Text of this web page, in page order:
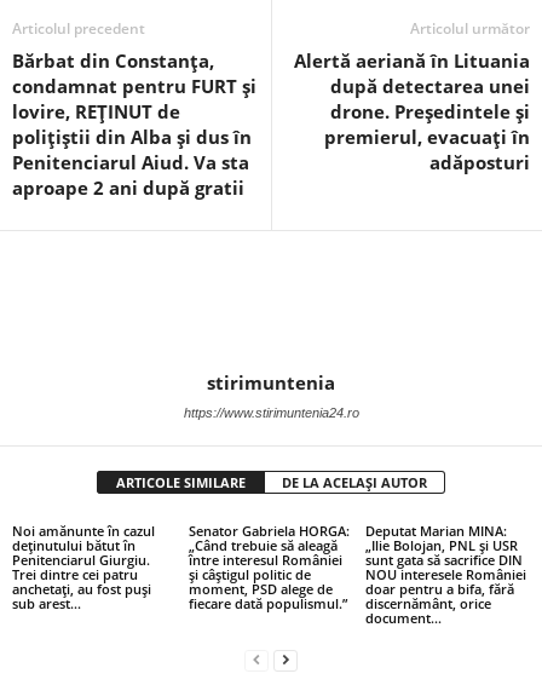
Articolul precedent
Bărbat din Constanța,
condamnat pentru FURT și
lovire, REȚINUT de
polițiștii din Alba și dus în
Penitenciarul Aiud. Va sta
aproape 2 ani după gratii
Articolul următor
Alertă aeriană în Lituania
după detectarea unei
drone. Președintele și
premierul, evacuați în
adăposturi
stirimuntenia
https://www.stirimuntenia24.ro
ARTICOLE SIMILARE DE LA ACELAȘI AUTOR
Noi amănunte în cazul
deținutului bătut în
Penitenciarul Giurgiu.
Trei dintre cei patru
anchetați, au fost puși
sub arest…
Senator Gabriela HORGA:
„Când trebuie să aleagă
între interesul României
și câștigul politic de
moment, PSD alege de
fiecare dată populismul.”
Deputat Marian MINA:
„Ilie Bolojan, PNL și USR
sunt gata să sacrifice DIN
NOU interesele României
doar pentru a bifa, fără
discernământ, orice
document...